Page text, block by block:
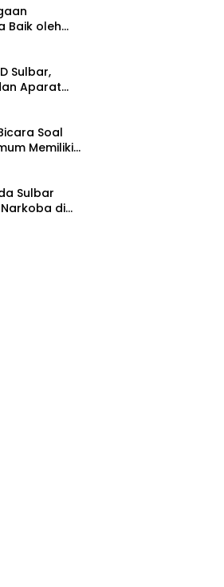
Baik oleh
Polda
Sulbar,
Aparat
Soal
Memiliki
Caesar
Sulbar
di
Jejak